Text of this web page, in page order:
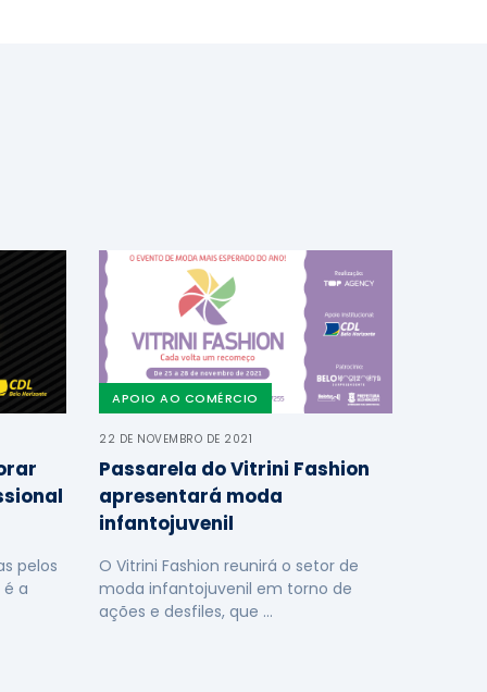
pelos
a
APOIO AO COMÉRCIO
22 DE NOVEMBRO DE 2021
Passarela do Vitrini Fashion
apresentará moda
infantojuvenil
O Vitrini Fashion reunirá o setor de
moda infantojuvenil em torno de
ações e desfiles, que …